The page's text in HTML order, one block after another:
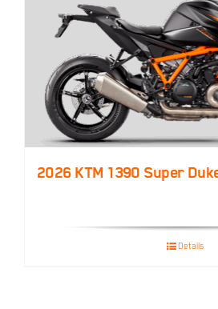
2026 KTM 1390 Super
Details